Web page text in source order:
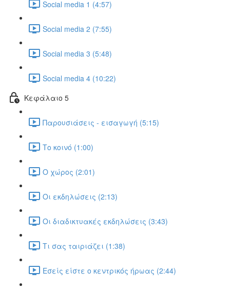
Social media 1 (4:57)
Social media 2 (7:55)
Social media 3 (5:48)
Social media 4 (10:22)
Κεφάλαιο 5
Παρουσιάσεις - εισαγωγή (5:15)
Το κοινό (1:00)
Ο χώρος (2:01)
Οι εκδηλώσεις (2:13)
Οι διαδικτυακές εκδηλώσεις (3:43)
Τι σας ταιριάζει (1:38)
Εσείς είστε ο κεντρικός ήρωας (2:44)